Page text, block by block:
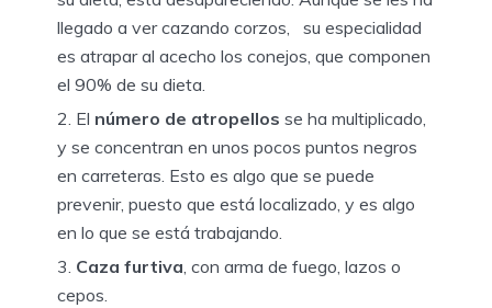
llegado a ver cazando corzos, su especialidad
es atrapar al acecho los conejos, que componen
el 90% de su dieta.
El número de atropellos se ha multiplicado,
y se concentran en unos pocos puntos negros
en carreteras. Esto es algo que se puede
prevenir, puesto que está localizado, y es algo
en lo que se está trabajando.
Caza furtiva, con arma de fuego, lazos o
cepos.